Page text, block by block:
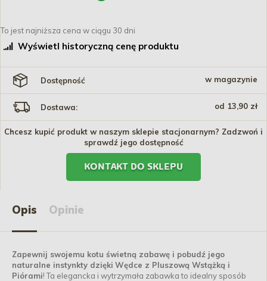
To jest najniższa cena w ciągu 30 dni
Wyświetl historyczną cenę produktu
Dostępność w magazynie
Dostawa: od 13,90 zł
Chcesz kupić produkt w naszym sklepie stacjonarnym? Zadzwoń i
sprawdź jego dostępność
KONTAKT DO SKLEPU
Opis Opinie
Zapewnij swojemu kotu świetną zabawę i pobudź jego
naturalne instynkty dzięki Wędce z Pluszową Wstążką i
Piórami! Ta elegancka i wytrzymała zabawka to idealny sposób